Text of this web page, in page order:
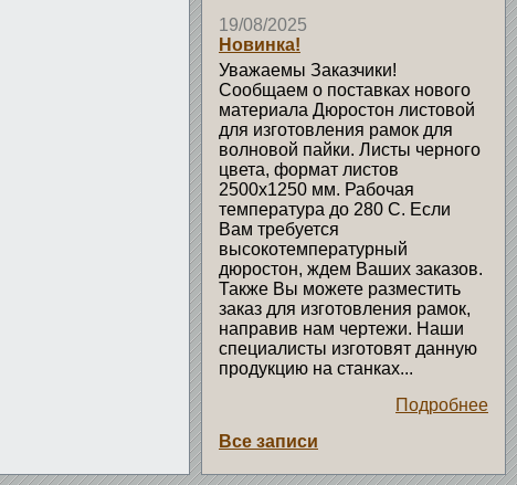
19/08/2025
Новинка!
Уважаемы Заказчики!
Сообщаем о поставках нового
материала Дюростон листовой
для изготовления рамок для
волновой пайки. Листы черного
цвета, формат листов
2500х1250 мм. Рабочая
температура до 280 С. Если
Вам требуется
высокотемпературный
дюростон, ждем Ваших заказов.
Также Вы можете разместить
заказ для изготовления рамок,
направив нам чертежи. Наши
специалисты изготовят данную
продукцию на станках...
Подробнее
Все записи